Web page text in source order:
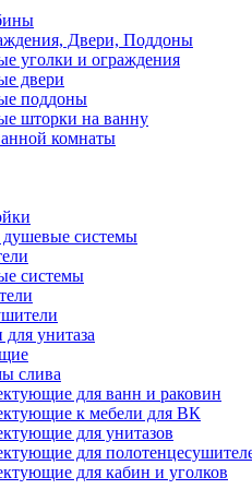
Двери, Поддоны
уголки и ограждения
двери
поддоны
шторки на ванну
комнаты
системы
системы
унитаза
слива
для ванн и раковин
к мебели для ВК
для унитазов
для
для кабин и уголков